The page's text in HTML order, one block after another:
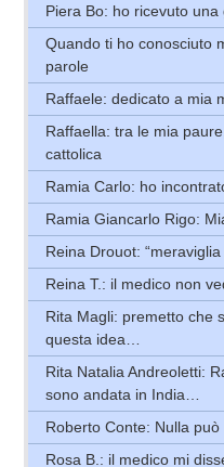
Piera Bo: ho ricevuto
Quando ti ho conosciuto
parole
Raffaele: dedicato a mia
Raffaella: tra le mia
cattolica
Ramia Carlo: ho
Ramia Giancarlo Rigo:
Reina Drouot:
Reina T.: il medico non
Rita Magli: premetto che
questa idea…
Rita Natalia Andreoletti:
sono andata in India…
Roberto Conte: Nulla
Rosa B.: il medico mi